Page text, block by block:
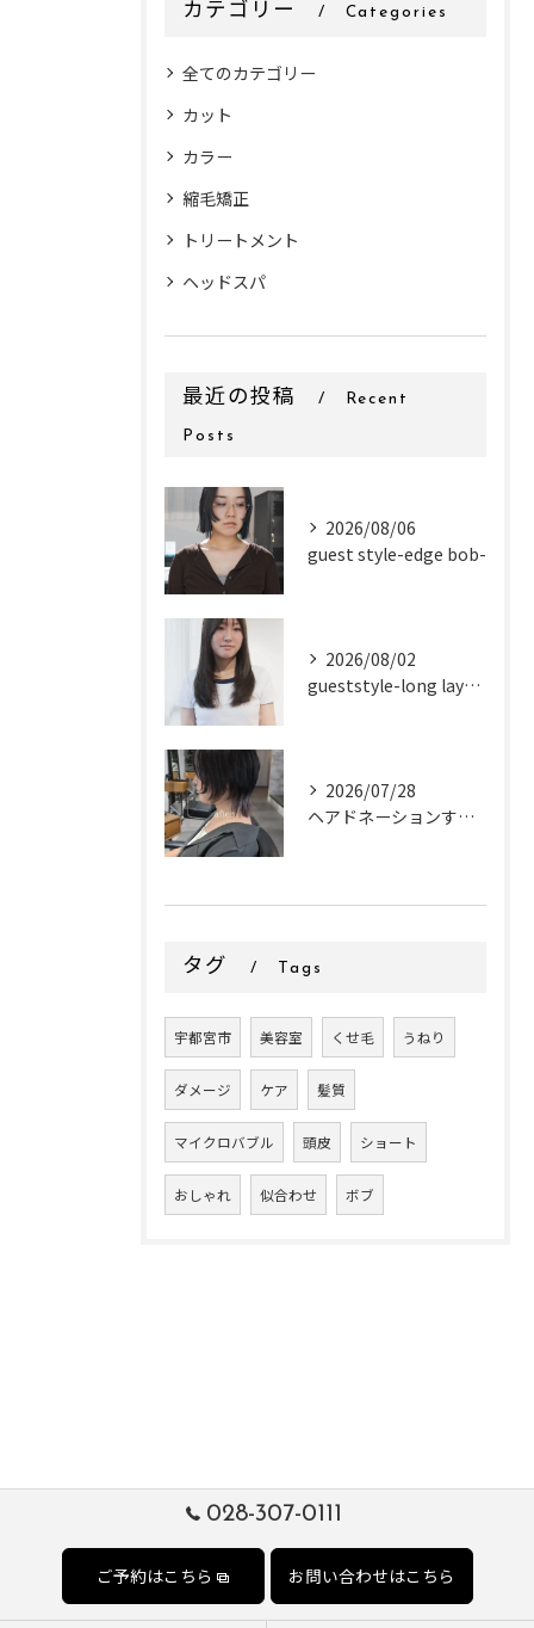
カテゴリー Categories
全てのカテゴリー
カット
カラー
縮毛矯正
トリートメント
ヘッドスパ
最近の投稿 Recent
Posts
2026/08/06
guest style-edge bob-
2026/08/02
gueststyle-long layer-
2026/07/28
ヘアドネーションするお客様✂
タグ Tags
宇都宮市 美容室 くせ毛 うねり
ダメージ ケア 髪質
マイクロバブル 頭皮 ショート
おしゃれ 似合わせ ボブ
028-307-0111
ご予約はこちら お問い合わせはこちら